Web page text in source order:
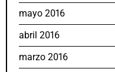
mayo 2016
abril 2016
marzo 2016